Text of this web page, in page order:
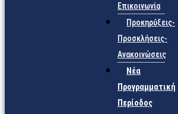
Επικοινωνία
Προκηρύξεις-
Προσκλήσεις-
Ανακοινώσεις
Νέα
Προγραμματική
Περίοδος